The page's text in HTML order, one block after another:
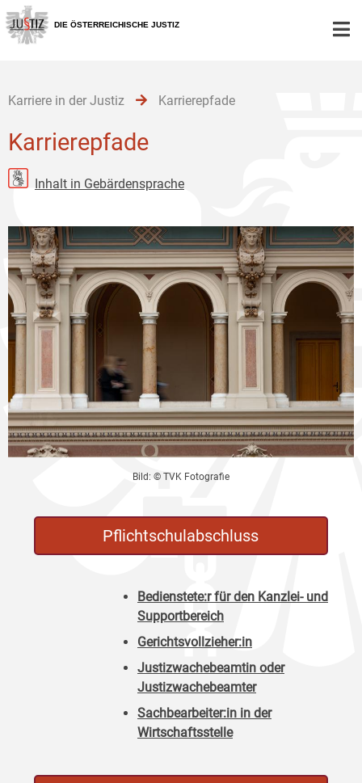
Zur
Hauptnavigation
[1]
Zum
Inhalt
[2]
Zum
Untermenü
[3]
DIE ÖSTERREICHISCHE JUSTIZ
Karriere in der Justiz Karrierepfade
Karrierepfade
Inhalt in Gebärdensprache
Bild: © TVK Fotografie
Pflichtschulabschluss
Bedienstete:r für den Kanzlei- und
Supportbereich
Gerichtsvollzieher:in
Justizwachebeamtin oder
Justizwachebeamter
Sachbearbeiter:in in der
Wirtschaftsstelle